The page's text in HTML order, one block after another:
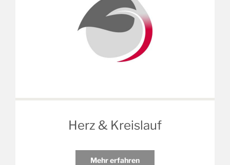
Herz & Kreislauf
Mehr erfahren